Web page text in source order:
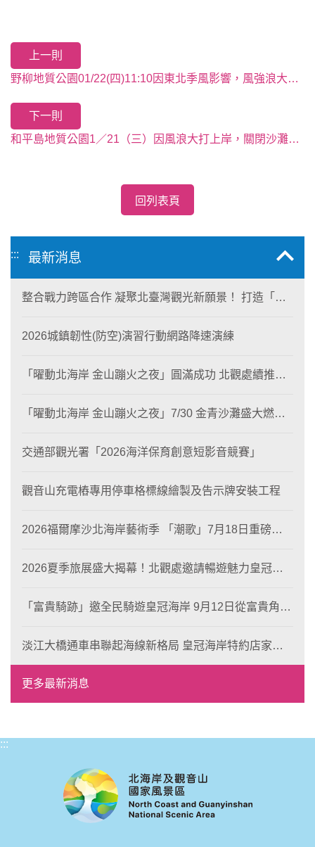
上一則
野柳地質公園01/22(四)11:10因東北季風影響，風強浪大，第一區燭台石景觀區暫時封閉不開放
下一則
和平島地質公園1／21（三）因風浪大打上岸，關閉沙灘及水域。
回列表頁
::: 最新消息
整合戰力跨區合作 凝聚北臺灣觀光新願景！ 打造「生
2026城鎮韌性(防空)演習行動網路降速演練
「曜動北海岸 金山蹦火之夜」圓滿成功 北觀處續推照
「曜動北海岸 金山蹦火之夜」7/30 金青沙灘盛大燃
交通部觀光署「2026海洋保育創意短影音競賽」
觀音山充電樁專用停車格標線繪製及告示牌安裝工程
2026福爾摩沙北海岸藝術季 「潮歌」7月18日重磅登
2026夏季旅展盛大揭幕！北觀處邀請暢遊魅力皇冠海
「富貴騎跡」邀全民騎遊皇冠海岸 9月12日從富貴角出
淡江大橋通車串聯起海線新格局 皇冠海岸特約店家、
風格形塑即日起開放報名
更多最新消息
:::